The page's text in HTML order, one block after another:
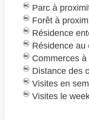
Parc à
Forêt à
Résidence
Résidence au
Commerces
Distance des
Visites en
Visites le